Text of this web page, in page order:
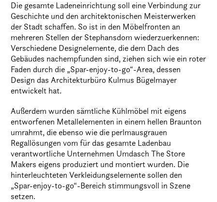
Die gesamte Ladeneinrichtung soll eine Verbindung zur
Geschichte und den architektonischen Meisterwerken
der Stadt schaffen. So ist in den Möbelfronten an
mehreren Stellen der Stephansdom wiederzuerkennen:
Verschiedene Designelemente, die dem Dach des
Gebäudes nachempfunden sind, ziehen sich wie ein roter
Faden durch die „Spar-enjoy-to-go“-Area, dessen
Design das Architekturbüro Kulmus Bügelmayer
entwickelt hat.
Außerdem wurden sämtliche Kühlmöbel mit eigens
entworfenen Metallelementen in einem hellen Braunton
umrahmt, die ebenso wie die perlmausgrauen
Regallösungen vom für das gesamte Ladenbau
verantwortliche Unternehmen Umdasch The Store
Makers eigens produziert und montiert wurden. Die
hinterleuchteten Verkleidungselemente sollen den
„Spar-enjoy-to-go“-Bereich stimmungsvoll in Szene
setzen.